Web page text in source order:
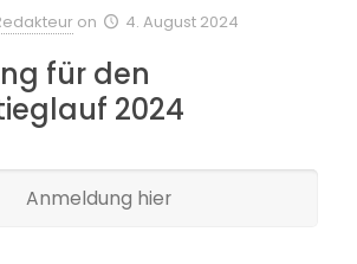
on 4. August 2024
für den
2024
Anmeldung hier